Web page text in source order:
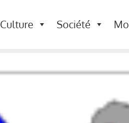
Culture Société